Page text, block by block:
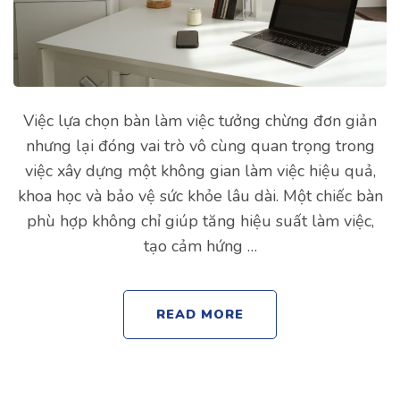
Việc lựa chọn bàn làm việc tưởng chừng đơn giản
nhưng lại đóng vai trò vô cùng quan trọng trong
việc xây dựng một không gian làm việc hiệu quả,
khoa học và bảo vệ sức khỏe lâu dài. Một chiếc bàn
phù hợp không chỉ giúp tăng hiệu suất làm việc,
tạo cảm hứng …
READ MORE